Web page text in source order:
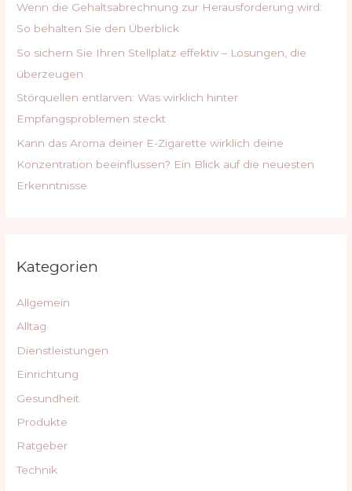
c
h
:
Wenn die Gehaltsabrechnung zur Herausforderung wird:
So behalten Sie den Überblick
So sichern Sie Ihren Stellplatz effektiv – Lösungen, die
überzeugen
Störquellen entlarven: Was wirklich hinter
Empfangsproblemen steckt
Kann das Aroma deiner E-Zigarette wirklich deine
Konzentration beeinflussen? Ein Blick auf die neuesten
Erkenntnisse
Kategorien
Allgemein
Alltag
Dienstleistungen
Einrichtung
Gesundheit
Produkte
Ratgeber
Technik